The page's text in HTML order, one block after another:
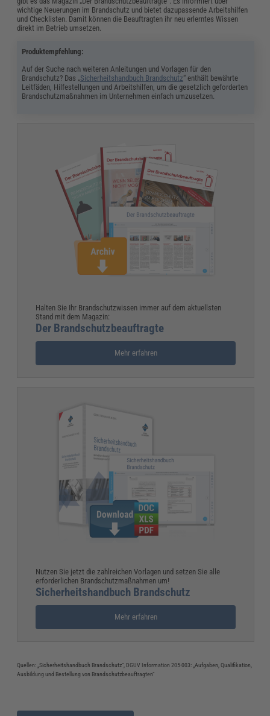
wichtige Neuerungen im Brandschutz und bietet dazupassende Arbeitshilfen
und Checklisten. Damit können die Beauftragten ihr neu erlerntes Wissen
direkt im Betrieb umsetzen.
Produktempfehlung:
Auf der Suche nach weiteren Anleitungen und Vorlagen für den
Brandschutz? Das „Sicherheitshandbuch Brandschutz“ enthält bewährte
Leitfäden, Hilfestellungen und Arbeitshilfen, um die gesetzlich geforderten
Brandschutzmaßnahmen im Unternehmen einfach umzusetzen.
Halten Sie Ihr Brandschutzwissen immer auf dem aktuellsten
Stand mit dem Magazin:
Der Brandschutzbeauftragte
Mehr erfahren
Nutzen Sie jetzt die zahlreichen Vorlagen und setzen Sie alle
erforderlichen Brandschutzmaßnahmen um!
Sicherheitshandbuch Brandschutz
Mehr erfahren
Quellen: „Sicherheitshandbuch Brandschutz“, DGUV Information 205-003: „Aufgaben, Qualifikation,
Ausbildung und Bestellung von Brandschutzbeauftragten“